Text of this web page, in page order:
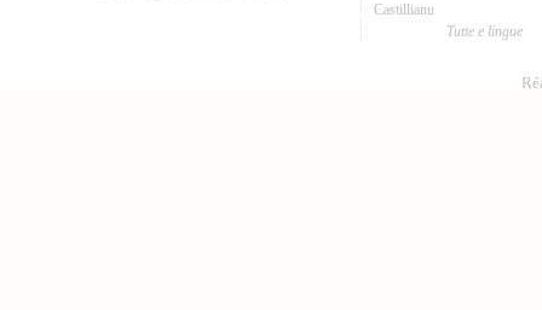
Castillianu
Tutte e lingue